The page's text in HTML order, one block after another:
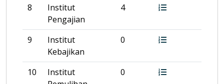
8
Institut
Pengajian
4
9
Institut
Kebajikan
0
10
Institut
0